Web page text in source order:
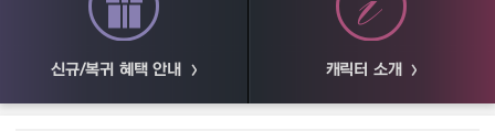
신규/복귀 혜택 안내 캐릭터 소개